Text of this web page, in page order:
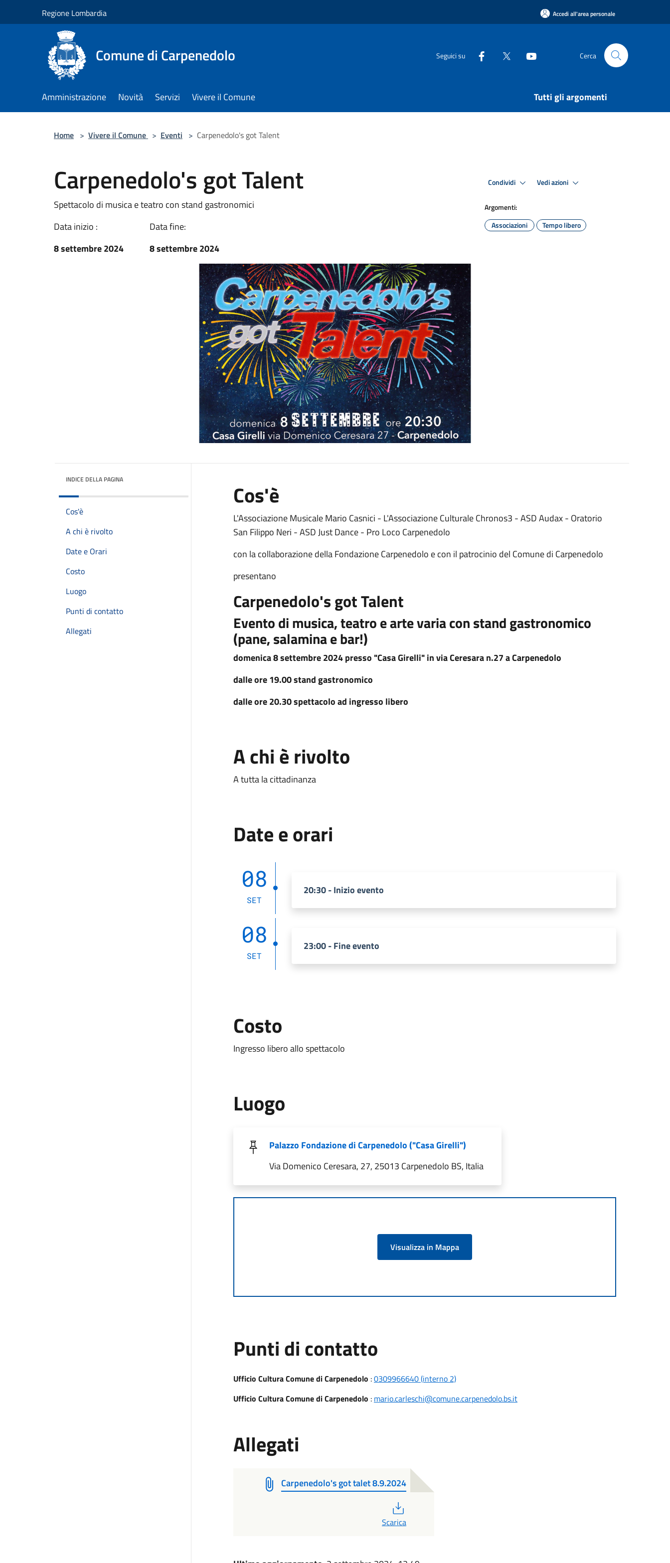
Regione Lombardia Accedi all'area personale
Comune di Carpenedolo Seguici su Cerca
Amministrazione Novità Servizi Vivere il Comune Tutti gli argomenti
Home > Vivere il Comune > Eventi > Carpenedolo's got Talent
Carpenedolo's got Talent
Spettacolo di musica e teatro con stand gastronomici
Data inizio :
8 settembre 2024
Data fine:
8 settembre 2024
Condividi Vedi azioni
Argomenti:
Associazioni
Tempo libero
INDICE DELLA PAGINA
Cos'è
A chi è rivolto
Date e Orari
Costo
Luogo
Punti di contatto
Allegati
Cos'è
L'Associazione Musicale Mario Casnici - L'Associazione Culturale Chronos3 - ASD Audax - Oratorio
San Filippo Neri - ASD Just Dance - Pro Loco Carpenedolo
con la collaborazione della Fondazione Carpenedolo e con il patrocinio del Comune di Carpenedolo
presentano
Carpenedolo's got Talent
Evento di musica, teatro e arte varia con stand gastronomico
(pane, salamina e bar!)
domenica 8 settembre 2024 presso "Casa Girelli" in via Ceresara n.27 a Carpenedolo
dalle ore 19.00 stand gastronomico
dalle ore 20.30 spettacolo ad ingresso libero
A chi è rivolto
A tutta la cittadinanza
Date e orari
08
SET
20:30 - Inizio evento
08
SET
23:00 - Fine evento
Costo
Ingresso libero allo spettacolo
Luogo
Palazzo Fondazione di Carpenedolo ("Casa Girelli")
Via Domenico Ceresara, 27, 25013 Carpenedolo BS, Italia
Visualizza in Mappa
Punti di contatto
Ufficio Cultura Comune di Carpenedolo :0309966640 (interno 2)
Ufficio Cultura Comune di Carpenedolo : mario.carleschi@comune.carpenedolo.bs.it
Allegati
Carpenedolo's got talet 8.9.2024
Scarica